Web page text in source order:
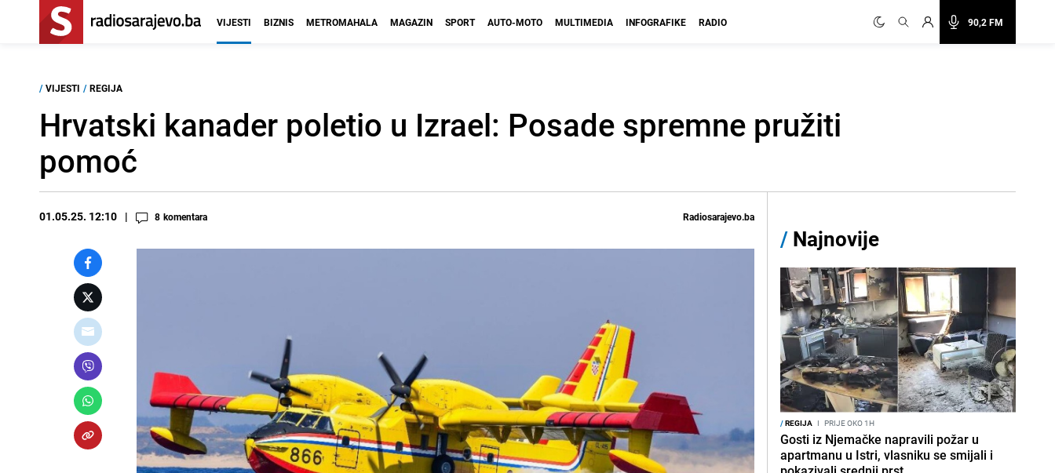
90,2 FM
VIJESTI BIZNIS METROMAHALA MAGAZIN SPORT AUTO-MOTO MULTIMEDIA INFOGRAFIKE RADIO
/ VIJESTI / REGIJA
Hrvatski kanader poletio u Izrael: Posade spremne pružiti
pomoć
01.05.25. 12:10 8 komentara Radiosarajevo.ba
/ Najnovije
/REGIJA I PRIJE OKO 1H
Gosti iz Njemačke napravili požar u
apartmanu u Istri, vlasniku se smijali i